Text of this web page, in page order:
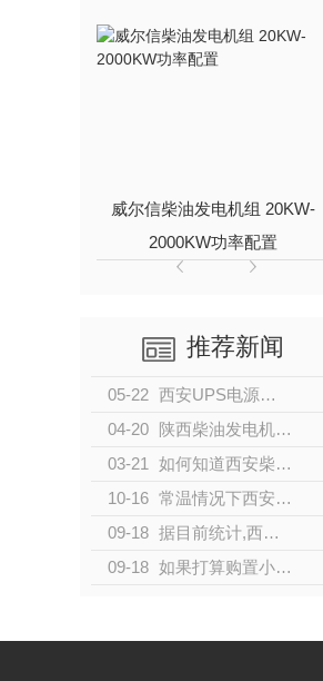
威尔信柴油发电机组 20KW-
2000KW功率配置
推荐新闻
05-22
西安UPS电源的分类
04-20
陕西柴油发电机的发展
03-21
如何知道西安柴油发电机是否过载？
10-16
常温情况下西安柴油发电机组启动不成功的原因及解决办法有哪些？
09-18
据目前统计,西安城镇居民人均住房面积从8.1平方米增加到34.4
09-18
如果打算购置小型家用发电机，有哪些型号值得推荐？